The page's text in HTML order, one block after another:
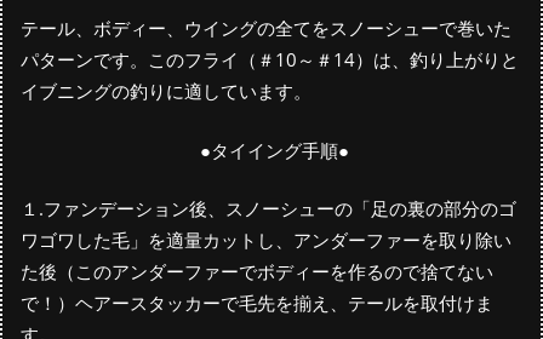
テール、ボディー、ウイングの全てをスノーシューで巻いた
パターンです。このフライ（＃10～＃14）は、釣り上がりと
イブニングの釣りに適しています。
●タイイング手順●
１.ファンデーション後、スノーシューの「足の裏の部分のゴ
ワゴワした毛」を適量カットし、アンダーファーを取り除い
た後（このアンダーファーでボディーを作るので捨てない
で！）ヘアースタッカーで毛先を揃え、テールを取付けま